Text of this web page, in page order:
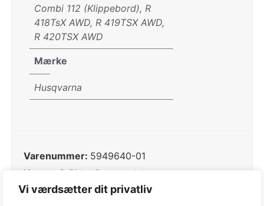
Vi værdsætter dit privatliv
Combi 112 (Klippebord), R
418TsX AWD, R 419TSX AWD,
R 420TSX AWD
Mærke
Husqvarna
Varenummer: 5949640-01
Kategori: Rider Reservedele
Tag: Rider Reservedele